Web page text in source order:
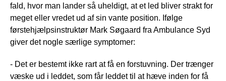
fald, hvor man lander så uheldigt, at et led bliver strakt for
meget eller vredet ud af sin vante position. Ifølge
førstehjælpsinstruktør Mark Søgaard fra Ambulance Syd
giver det nogle særlige symptomer:
- Det er bestemt ikke rart at få en forstuvning. Der trænger
væske ud i leddet, som får leddet til at hæve inden for få